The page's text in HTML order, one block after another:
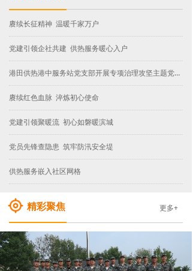
赓续长征精神 温暖千家万户
党建引领企社共建 供热服务暖心入户
港田供热港中服务站党支部开展专项治理攻坚主题党日活动
赓续红色血脉 淬炼初心使命
党建引领聚暖流 初心如磐暖滨城
党员先锋查隐患 筑牢防汛安全堤
供热服务嵌入社区网格
精彩聚焦 更多+